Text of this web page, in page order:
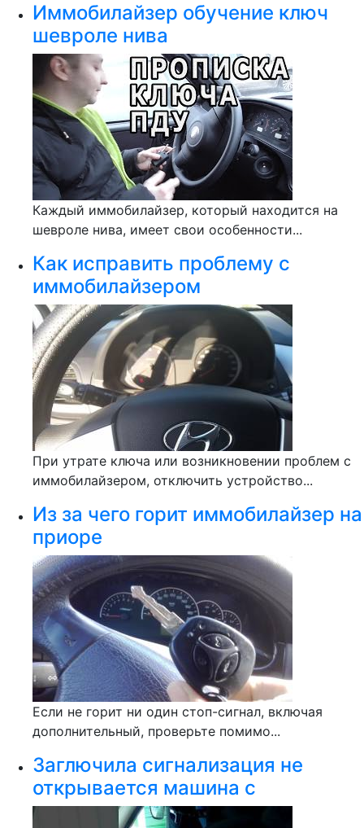
Иммобилайзер обучение ключ
шевроле нива
Каждый иммобилайзер, который находится на
шевроле нива, имеет свои особенности...
Как исправить проблему с
иммобилайзером
При утрате ключа или возникновении проблем с
иммобилайзером, отключить устройство...
Из за чего горит иммобилайзер на
приоре
Если не горит ни один стоп-сигнал, включая
дополнительный, проверьте помимо...
Заглючила сигнализация не
открывается машина с